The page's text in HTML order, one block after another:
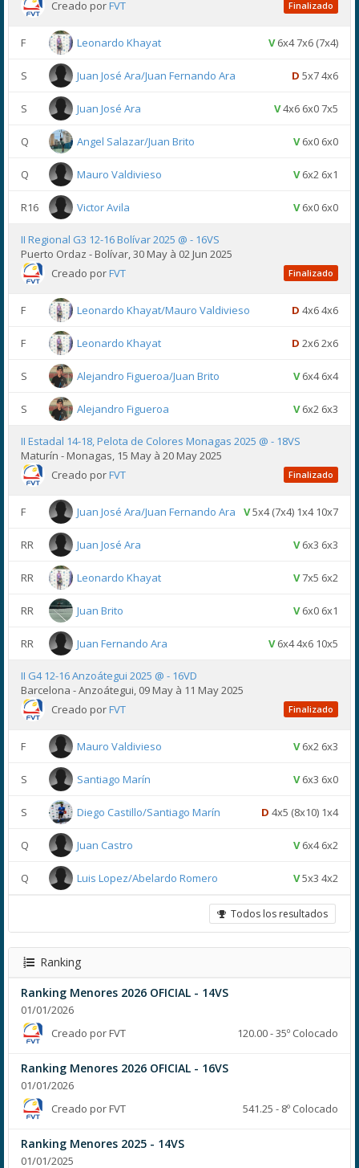
Creado porFVT Finalizado
F Leonardo Khayat V6x4 7x6 (7x4)
S Juan José Ara/Juan Fernando Ara D 5x7 4x6
S Juan José Ara V4x6 6x0 7x5
Q Angel Salazar/Juan Brito V6x0 6x0
Q Mauro Valdivieso V6x2 6x1
R16 Victor Avila V6x0 6x0
II Regional G3 12-16 Bolívar 2025 @ - 16VS
Puerto Ordaz - Bolívar, 30 May à 02 Jun 2025
Creado porFVT Finalizado
F Leonardo Khayat/Mauro Valdivieso D 4x6 4x6
F Leonardo Khayat D 2x6 2x6
S Alejandro Figueroa/Juan Brito V6x4 6x4
S Alejandro Figueroa V6x2 6x3
II Estadal 14-18, Pelota de Colores Monagas 2025 @ - 18VS
Maturín - Monagas, 15 May à 20 May 2025
Creado porFVT Finalizado
F Juan José Ara/Juan Fernando Ara V5x4 (7x4) 1x4 10x7
RR Juan José Ara V6x3 6x3
RR Leonardo Khayat V7x5 6x2
RR Juan Brito V6x0 6x1
RR Juan Fernando Ara V6x4 4x6 10x5
II G4 12-16 Anzoátegui 2025 @ - 16VD
Barcelona - Anzoátegui, 09 May à 11 May 2025
Creado porFVT Finalizado
F Mauro Valdivieso V6x2 6x3
S Santiago Marín V6x3 6x0
S Diego Castillo/Santiago Marín D 4x5 (8x10) 1x4
Q Juan Castro V6x4 6x2
Q Luis Lopez/Abelardo Romero V5x3 4x2
Todos los resultados
Ranking
Ranking Menores 2026 OFICIAL - 14VS
01/01/2026
Creado por FVT
120.00 - 35º Colocado
Ranking Menores 2026 OFICIAL - 16VS
01/01/2026
Creado por FVT
541.25 - 8º Colocado
Ranking Menores 2025 - 14VS
01/01/2025